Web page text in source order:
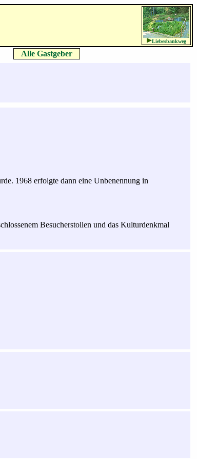
Liebesbankweg
Alle Gastgeber
1968 erfolgte dann eine Unbenennung in
Besucherstollen und das Kulturdenkmal